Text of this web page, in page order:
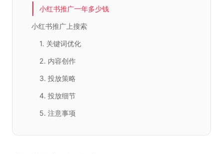
小红书推广一年多少钱
小红书推广上搜索
1. 关键词优化
2. 内容创作
3. 投放策略
4. 投放细节
5. 注意事项